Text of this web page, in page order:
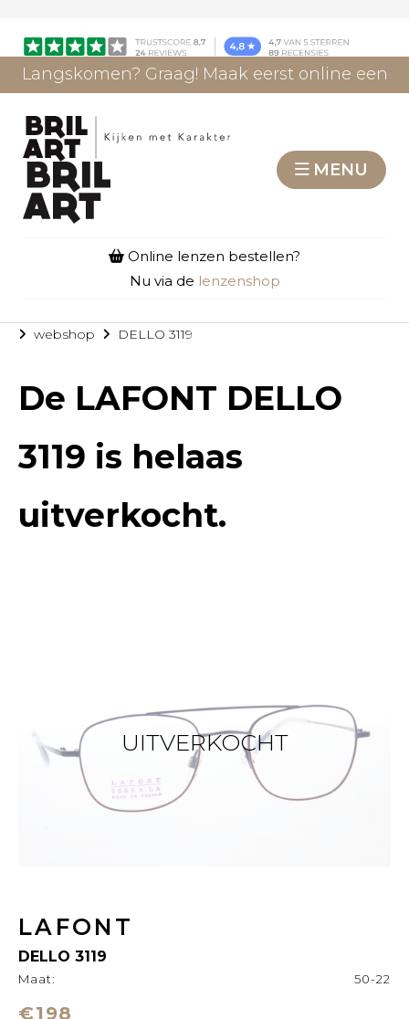
Langskomen? Graag! Maak eerst online een
MENU
Online lenzen bestellen?
Nu via de lenzenshop
webshop DELLO 3119
De LAFONT DELLO
3119 is helaas
uitverkocht.
UITVERKOCHT
LAFONT
DELLO 3119
Maat: 50-22
€198